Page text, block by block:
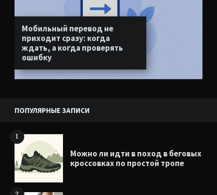
Мобильный перевод не
приходит сразу: когда
ждать, а когда проверять
ошибку
ПОПУЛЯРНЫЕ ЗАПИСИ
1
Можно ли идти в поход в беговых
кроссовках по простой тропе